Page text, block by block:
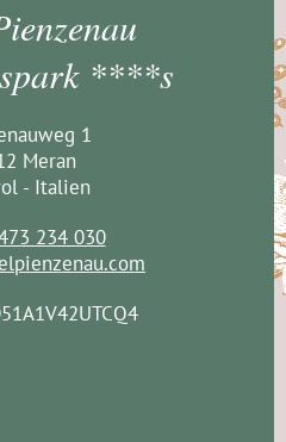
****s
1
Meran
- Italien
234 030